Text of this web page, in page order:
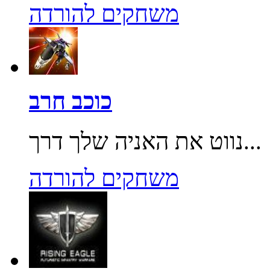
משחקים להורדה
כוכב חרב
נווט את האניה שלך דרך...
משחקים להורדה